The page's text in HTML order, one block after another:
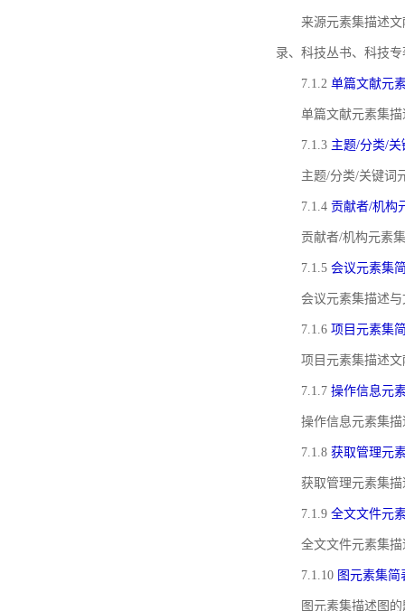
来源元素集描述
录、科技丛书、科技
7.1.2 单篇文献元
单篇文献元素集
7.1.3 主题/分类/
主题/分类/关键词
7.1.4 贡献者/机构
贡献者/机构元素
7.1.5 会议元素集
会议元素集描述
7.1.6 项目元素集
项目元素集描述
7.1.7 操作信息元
操作信息元素集
7.1.8 获取管理元
获取管理元素集
7.1.9 全文文件元
全文文件元素集
7.1.10 图元素集简
图元素集描述图